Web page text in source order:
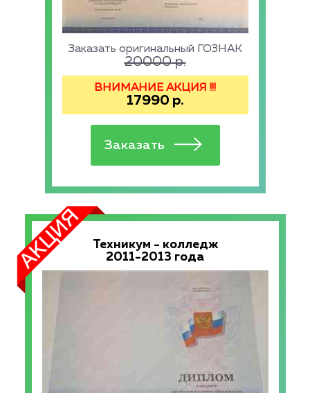
Заказать оригинальный ГОЗНАК
20000р.
ВНИМАНИЕ АКЦИЯ !!!
17990 р.
Техникум - колледж
2011-2013 года